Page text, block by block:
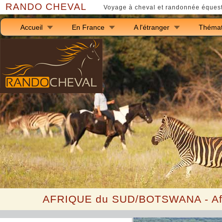
RANDO CHEVAL Voyage à cheval et randonnée
Accueil En France A l'étranger
AFRIQUE du SUD/BOTSWANA -